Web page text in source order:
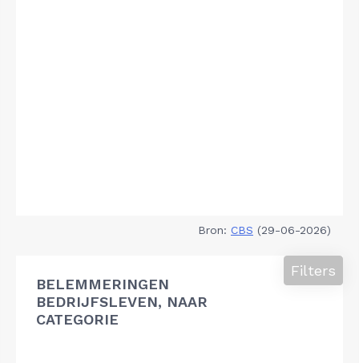
Bron: CBS (29-06-2026)
BELEMMERINGEN
BEDRIJFSLEVEN, NAAR
CATEGORIE
Filters